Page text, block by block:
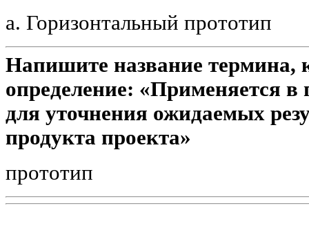
a. Горизонтальный прототип
Напишите название термина,
определение: «Применяется в
для уточнения ожидаемых
продукта проекта»
прототип